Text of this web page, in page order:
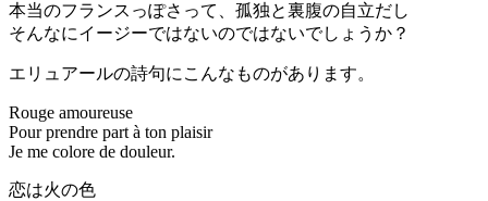
本当のフランスっぽさって、孤独と裏腹の自立だし
そんなにイージーではないのではないでしょうか？
エリュアールの詩句にこんなものがあります。
Rouge amoureuse
Pour prendre part à ton plaisir
Je me colore de douleur.
恋は火の色